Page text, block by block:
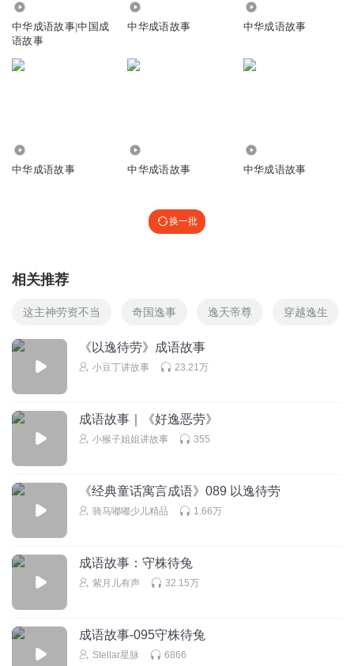
中华成语故事|中国成
语故事
中华成语故事 中华成语故事
中华成语故事 中华成语故事 中华成语故事
换一批
相关推荐
这主神劳资不当 奇国逸事 逸天帝尊 穿越逸生
《以逸待劳》成语故事
小豆丁讲故事 23.21万
成语故事｜《好逸恶劳》
小猴子姐姐讲故事 355
《经典童话寓言成语》089 以逸待劳
骑马嘟嘟少儿精品 1.66万
成语故事：守株待兔
紫月儿有声 32.15万
成语故事-095守株待兔
Stellar星脉 6866